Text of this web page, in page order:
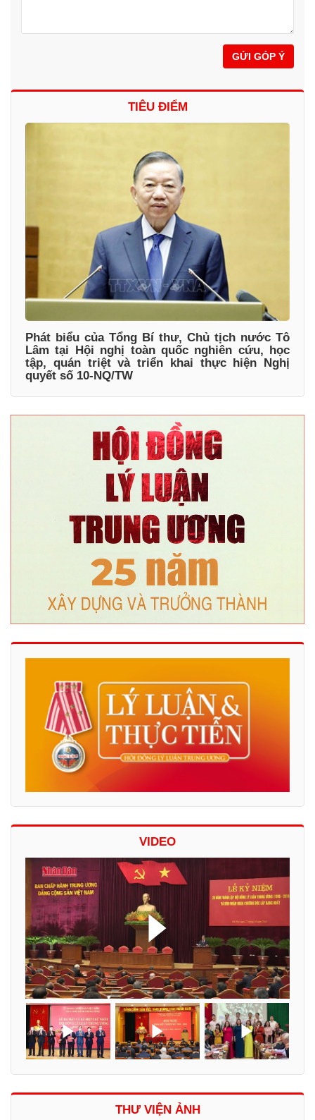
GỬI GÓP Ý
TIÊU ĐIỂM
Phát biểu của Tổng Bí thư, Chủ tịch nước Tô
Lâm tại Hội nghị toàn quốc nghiên cứu, học
tập, quán triệt và triển khai thực hiện Nghị
quyết số 10-NQ/TW
VIDEO
THƯ VIỆN ẢNH